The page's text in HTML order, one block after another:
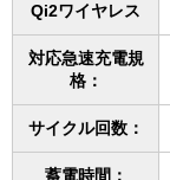
Qi2ワイヤレス
対応急速充電規
格：
サイクル回数：
蓄電時間：